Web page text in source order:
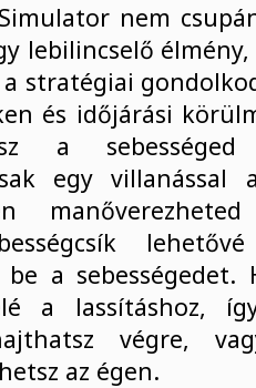
nem
lebilincselő
stratégiai
és időjárási
a
egy
a
a lassításhoz,
végre,
az égen.